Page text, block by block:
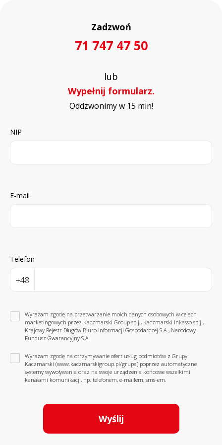
Zadzwoń
71 747 47 50
lub
Wypełnij formularz.
Oddzwonimy w 15 min!
NIP
E-mail
Telefon
+48
Wyrażam zgodę na przetwarzanie moich danych osobowych w celach
marketingowych przez Kaczmarski Group sp.j., Kaczmarski Inkasso sp.j.,
Krajowy Rejestr Długów Biuro Informacji Gospodarczej S.A., Narodowy
Fundusz Gwarancyjny S.A.
Wyrażam zgodę na otrzymywanie ofert usług podmiotów z Grupy
Kaczmarski (www.kaczmarskigroup.pl/grupa) poprzez automatyczne
systemy wywoływania oraz na swoje urządzenia końcowe wszelkimi
kanałami komunikacji, np. telefonem, e-mailem, sms-em.